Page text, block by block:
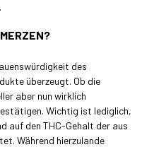
des
überzeugt. Ob die
aber nun wirklich
Wichtig ist lediglich,
auf den THC-Gehalt der aus
Während hierzulande